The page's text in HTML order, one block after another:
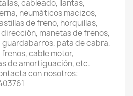
cableado, llantas,
neumáticos macizos,
de freno, horquillas,
manetas de frenos,
pata de cabra,
cable motor,
de amortiguación, etc.
con nosotros: